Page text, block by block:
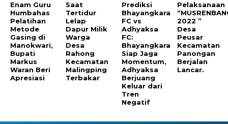
Enam Guru
Humbahas
Pelatihan
Metode
Gasing di
Manokwari,
Bupati
Markus
Waran Beri
Apresiasi
Saat
Tertidur
Lelap
Dapur Milik
Warga
Desa
Rahong
Kecamatan
Malingping
Terbakar
Prediksi
Bhayangkara
FC vs
Adhyaksa
FC:
Bhayangkara
Siap Jaga
Momentum,
Adhyaksa
Berjuang
Keluar dari
Tren
Negatif
Pelaksanaan
2022 ”
Desa
Peusar
Kecamatan
Panongan
Berjalan
Lancar.